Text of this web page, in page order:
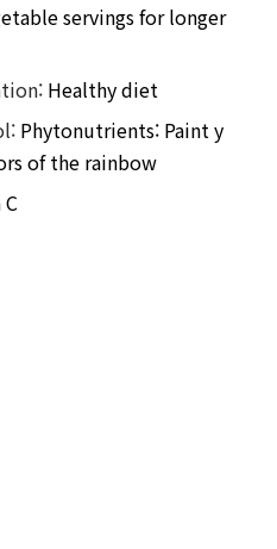
servings for longer
Healthy diet
Phytonutrients: Paint y
of the rainbow